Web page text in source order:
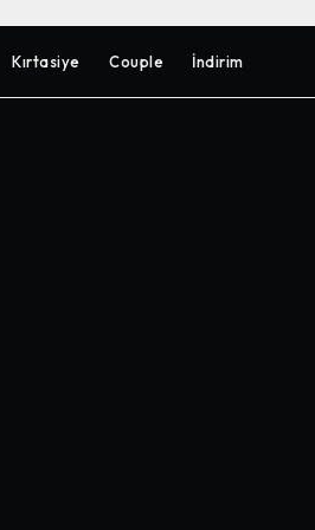
Kırtasiye Couple İndirim